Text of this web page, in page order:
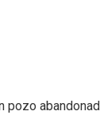
pozo